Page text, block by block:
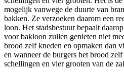
mogelijk vanwege de duurte van
bakken. Ze verzoeken daarom een
loon. Het stadsbestuur bepaalt
voor bakloon zullen genieten niet
brood zelf kneden en opmaken dan
en wanneer de burgers het brood
schellingen en vier grooten van de